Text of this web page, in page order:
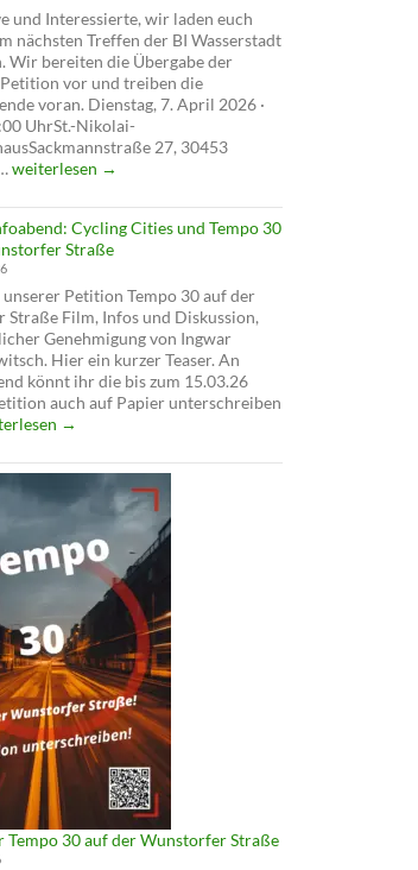
die
und Interessierte, wir laden euch
nächsten Treffen der BI Wasserstadt
Wir bereiten die Übergabe der
vor und treiben die
voran. Dienstag, 7. April 2026 ·
UhrSt.-Nikolai-
27, 30453
Alles
seine
Zeit
–
Verkehrswende
ist
jetzt!
weiterlesen →
Cycling Cities und Tempo 30
Straße
unserer Petition Tempo 30 auf der
Straße Film, Infos und Diskussion,
Genehmigung von Ingwar
Hier ein kurzer Teaser. An
könnt ihr die bis zum 15.03.26
auch auf Papier unterschreiben
→
Tempo 30 auf der Wunstorfer Straße